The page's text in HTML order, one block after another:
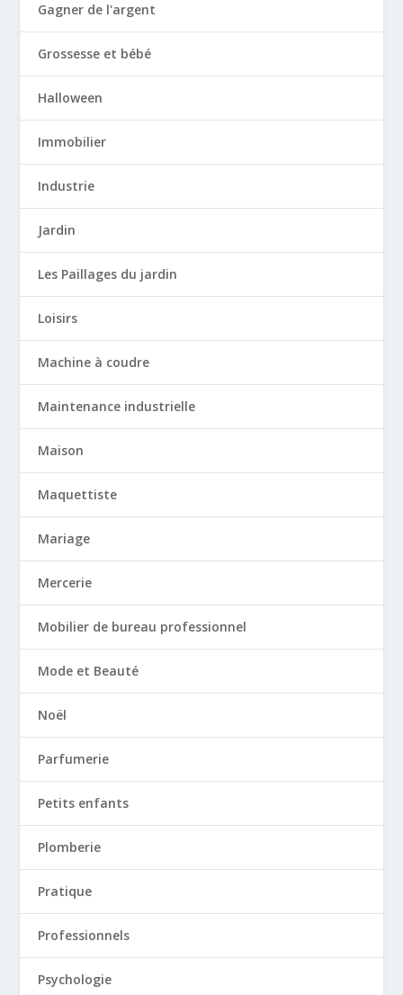
Gagner de l'argent
Grossesse et bébé
Halloween
Immobilier
Industrie
Jardin
Les Paillages du jardin
Loisirs
Machine à coudre
Maintenance industrielle
Maison
Maquettiste
Mariage
Mercerie
Mobilier de bureau professionnel
Mode et Beauté
Noël
Parfumerie
Petits enfants
Plomberie
Pratique
Professionnels
Psychologie